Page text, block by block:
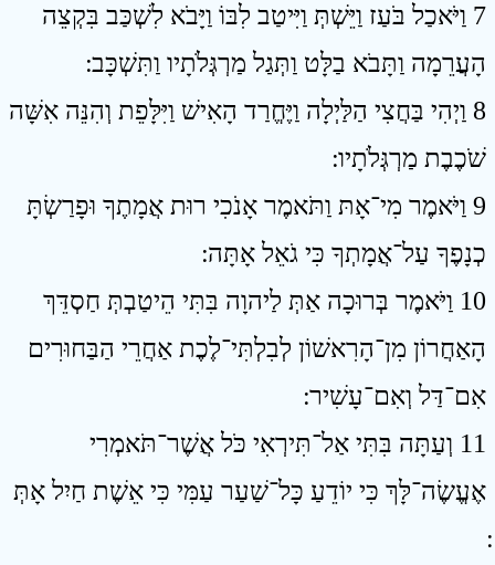
7 וַיֹּאכַל בֹּעַז וַיֵּשְׁתְּ וַיִּיטַב לִבּוֹ וַיָּבֹא לִשְׁכַּב בִּקְצֵה
הָעֲרֵמָה וַתָּבֹא בַלָּט וַתְּגַל מַרְגְּלֹתָיו וַתִּשְׁכָּב ׃
8 וַיְהִי בַּחֲצִי הַלַּיְלָה וַיֶּחֱרַד הָאִישׁ וַיִּלָּפֵת וְהִנֵּה אִשָּׁה
שֹׁכֶבֶת מַרְגְּלֹתָיו ׃
9 וַיֹּאמֶר מִי־אָתּ וַתֹּאמֶר אָנֹכִי רוּת אֲמָתֶךָ וּפָרַשְׂתָּ
כְנָפֶךָ עַל־אֲמָתְךָ כִּי גֹאֵל אָתָּה ׃
10 וַיֹּאמֶר בְּרוּכָה אַתְּ לַיהוָה בִּתִּי הֵיטַבְתְּ חַסְדֵּךְ
הָאַחֲרוֹן מִן־הָרִאשׁוֹן לְבִלְתִּי־לֶכֶת אַחֲרֵי הַבַּחוּרִים
אִם־דַּל וְאִם־עָשִׁיר ׃
11 וְעַתָּה בִּתִּי אַל־תִּירְאִי כֹּל אֲשֶׁר־תֹּאמְרִי
אֶעֱשֶׂה־לָּךְ כִּי יוֹדֵעַ כָּל־שַׁעַר עַמִּי כִּי אֵשֶׁת חַיִל אָתְּ